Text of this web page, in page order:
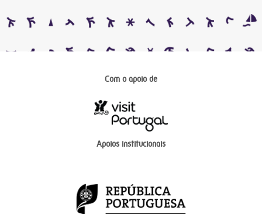
Com o apoio de
Apoios institucionais